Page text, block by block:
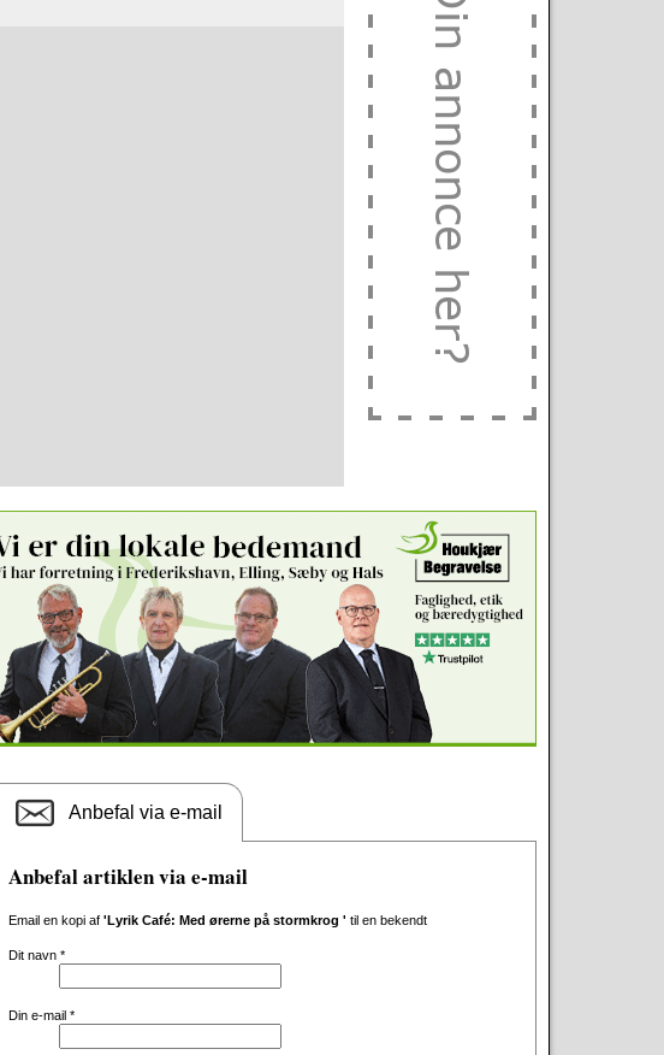
Anbefal via e-mail
Anbefal artiklen via e-mail
Email en kopi af 'Lyrik Café: Med ørerne på stormkrog ' til en bekendt
Dit navn *
Din e-mail *